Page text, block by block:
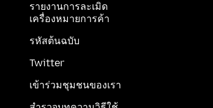
รายงานการละเมิด
เครื่องหมายการค้า
รหัสต้นฉบับ
Twitter
เข้าร่วมชุมชนของเรา